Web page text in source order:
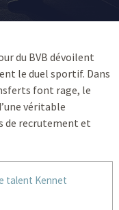
du BVB dévoilent
le duel sportif. Dans
font rage, le
véritable
de recrutement et
talent Kennet